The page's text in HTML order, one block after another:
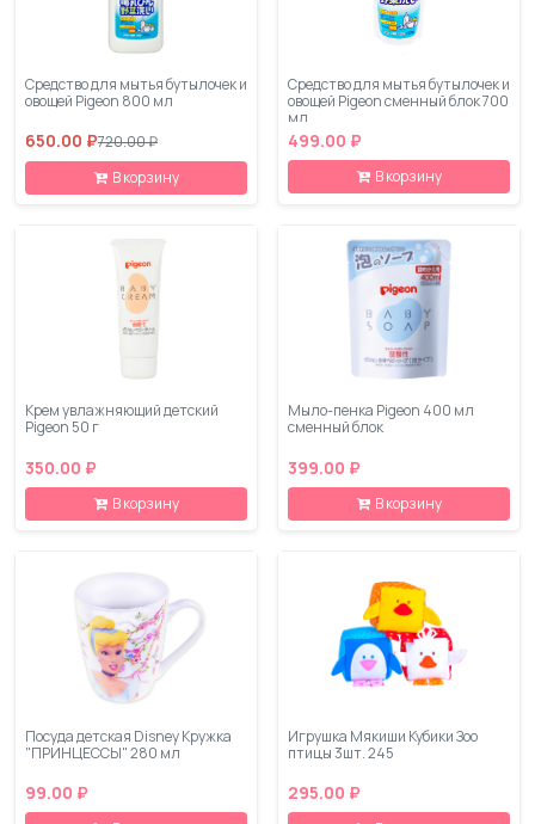
Средство для мытья бутылочек и
овощей Pigeon 800 мл
650.00 ₽720.00 ₽
В корзину
Средство для мытья бутылочек и
овощей Pigeon сменный блок 700
мл
499.00 ₽
В корзину
Крем увлажняющий детский
Pigeon 50 г
350.00 ₽
В корзину
Мыло-пенка Pigeon 400 мл
сменный блок
399.00 ₽
В корзину
Посуда детская Disney Кружка
"ПРИНЦЕССЫ" 280 мл
99.00 ₽
Игрушка Мякиши Кубики Зоо
птицы 3шт. 245
295.00 ₽